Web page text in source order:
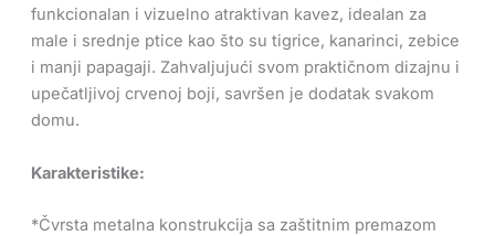
funkcionalan i vizuelno atraktivan kavez, idealan za
male i srednje ptice kao što su tigrice, kanarinci, zebice
i manji papagaji. Zahvaljujući svom praktičnom dizajnu i
upečatljivoj crvenoj boji, savršen je dodatak svakom
domu.
Karakteristike:
*Čvrsta metalna konstrukcija sa zaštitnim premazom